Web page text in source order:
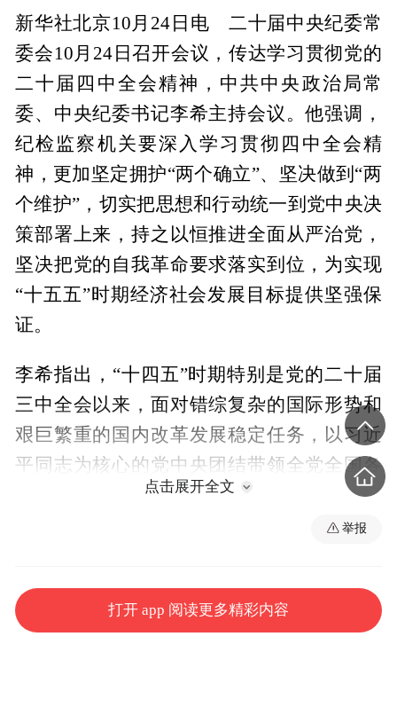
新华社北京10月24日电 二十届中央纪委常
委会10月24日召开会议，传达学习贯彻党的
二十届四中全会精神，中共中央政治局常
委、中央纪委书记李希主持会议。他强调，
纪检监察机关要深入学习贯彻四中全会精
神，更加坚定拥护“两个确立”、坚决做到“两
个维护”，切实把思想和行动统一到党中央决
策部署上来，持之以恒推进全面从严治党，
坚决把党的自我革命要求落实到位，为实现
“十五五”时期经济社会发展目标提供坚强保
证。
李希指出，“十四五”时期特别是党的二十届
三中全会以来，面对错综复杂的国际形势和
艰巨繁重的国内改革发展稳定任务，以习近
平同志为核心的党中央团结带领全党全国各
族人民，迎难而上、砥砺前行，推动党和国
家事业取得新的重大成就，中国式现代化迈
程实现良好开局。纪检监察机关要深刻领悟
“两个确立”的决定性意义，始终坚定紧跟总
点击展开全文
举报
打开 app 阅读更多精彩内容